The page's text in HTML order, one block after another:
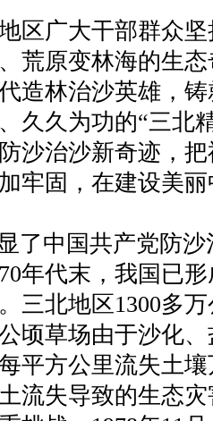
区广大干部群众
荒原变林海的生
造林治沙英雄，
久久为功的“三北
沙治沙新奇迹，
牢固，在建设美
中国共产党防沙
年代末，我国已
三北地区1300多
顷草场由于沙化
平方公里流失土
流失导致的生态